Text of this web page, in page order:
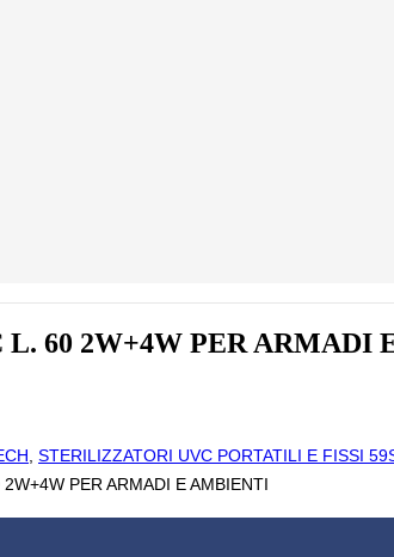
L. 60 2W+4W PER ARMADI
STERILIZZATORI UVC PORTATILI E FISSI
PER ARMADI E AMBIENTI